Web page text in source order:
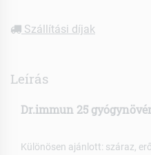
Szállítási díjak
Leírás
Dr.immun 25
Különösen ajánlott: száraz,